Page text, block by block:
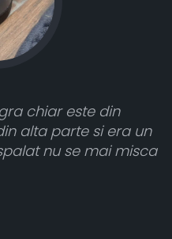
chiar este din
alta parte si era un
nu se mai misca